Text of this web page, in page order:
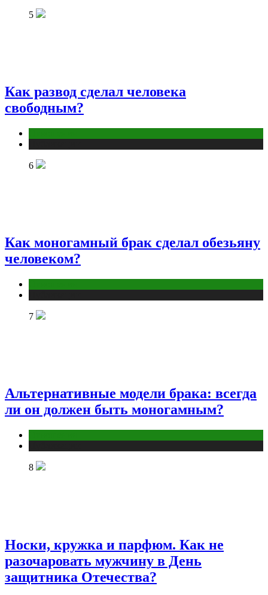
5
Как развод сделал человека
свободным?
6
Как моногамный брак сделал обезьяну
человеком?
7
Альтернативные модели брака: всегда
ли он должен быть моногамным?
8
Носки, кружка и парфюм. Как не
разочаровать мужчину в День
защитника Отечества?